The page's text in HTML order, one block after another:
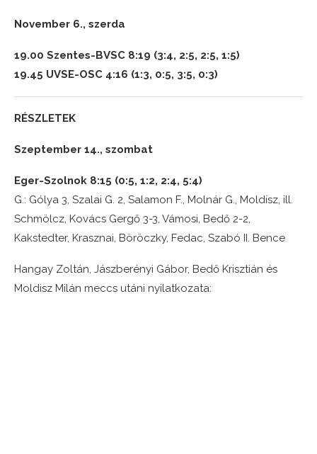
November 6., szerda
19.00 Szentes-BVSC 8:19 (3:4, 2:5, 2:5, 1:5)
19.45 UVSE-OSC 4:16 (1:3, 0:5, 3:5, 0:3)
RÉSZLETEK
Szeptember 14., szombat
Eger-Szolnok 8:15 (0:5, 1:2, 2:4, 5:4)
G.: Gólya 3, Szalai G. 2, Salamon F., Molnár G., Moldisz, ill.
Schmölcz, Kovács Gergő 3-3, Vámosi, Bedő 2-2,
Kakstedter, Krasznai, Böröczky, Fedac, Szabó II. Bence
Hangay Zoltán, Jászberényi Gábor, Bedő Krisztián és
Moldisz Milán meccs utáni nyilatkozata: